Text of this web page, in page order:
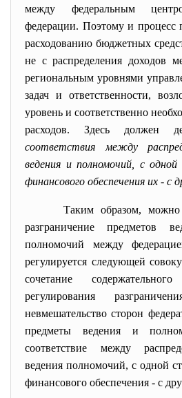
между федеральным
федерации. Поэтому и процесс
расходованию бюджетных
не с распределения доходов
региональным уровнями
задач и ответственности,
уровень и соответственно
расходов. Здесь должен
соответствия между
ведения и полномочий, с
финансового обеспечения их - с
Таким образом,
разграничение предметов
полномочий между
регулируется следующей
сочетание
регулирования
невмешательство сторон
предметы ведения и
соответствие между
ведения полномочий, с одной
финансового обеспечения - с